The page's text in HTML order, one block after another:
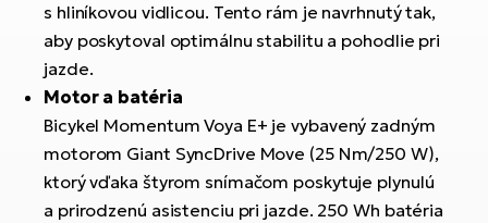
s hliníkovou vidlicou. Tento rám je navrhnutý tak,
aby poskytoval optimálnu stabilitu a pohodlie pri
jazde.
Motor a batéria
Bicykel Momentum Voya E+ je vybavený zadným
motorom Giant SyncDrive Move (25 Nm/250 W),
ktorý vďaka štyrom snímačom poskytuje plynulú
a prirodzenú asistenciu pri jazde. 250 Wh batéria